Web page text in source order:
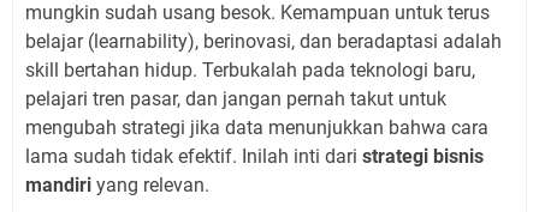
mungkin sudah usang besok. Kemampuan untuk terus
belajar (learnability), berinovasi, dan beradaptasi adalah
skill bertahan hidup. Terbukalah pada teknologi baru,
pelajari tren pasar, dan jangan pernah takut untuk
mengubah strategi jika data menunjukkan bahwa cara
lama sudah tidak efektif. Inilah inti dari strategi bisnis
mandiri yang relevan.